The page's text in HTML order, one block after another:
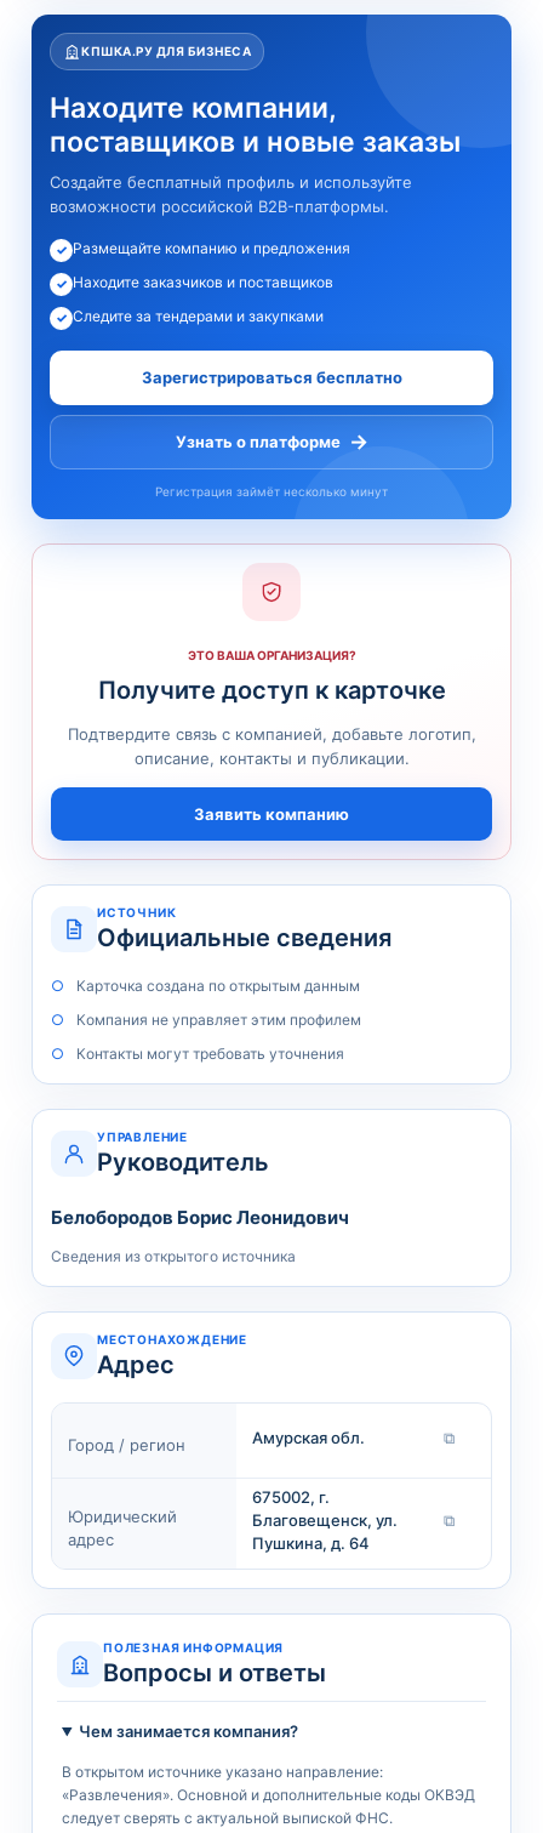
КПШКА.РУ ДЛЯ БИЗНЕСА
Находите компании,
поставщиков и новые заказы
Создайте бесплатный профиль и используйте
возможности российской B2B-платформы.
✓ Размещайте компанию и предложения
✓ Находите заказчиков и поставщиков
✓ Следите за тендерами и закупками
Зарегистрироваться бесплатно
Узнать о платформе →
Регистрация займёт несколько минут
ЭТО ВАША ОРГАНИЗАЦИЯ?
Получите доступ к карточке
Подтвердите связь с компанией, добавьте логотип,
описание, контакты и публикации.
Заявить компанию
ИСТОЧНИК
Официальные сведения
Карточка создана по открытым данным
Компания не управляет этим профилем
Контакты могут требовать уточнения
УПРАВЛЕНИЕ
Руководитель
Белобородов Борис Леонидович
Сведения из открытого источника
МЕСТОНАХОЖДЕНИЕ
Адрес
Город / регион Амурская обл. ⧉
Юридический
адрес
675002, г.
Благовещенск, ул.
Пушкина, д. 64
⧉
ПОЛЕЗНАЯ ИНФОРМАЦИЯ
Вопросы и ответы
Чем занимается компания?
В открытом источнике указано направление:
«Развлечения». Основной и дополнительные коды ОКВЭД
следует сверять с актуальной выпиской ФНС.